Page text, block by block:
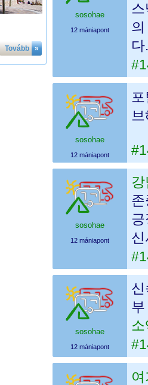
Tovább »
sosohae
12 mániapont
다.
sosohae
12 mániapont
sosohae
12 mániapont
sosohae
12 mániapont